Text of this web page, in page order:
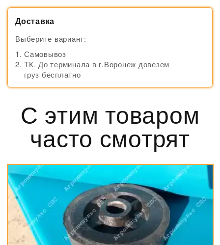
Доставка
Выберите вариант:
Самовывоз
ТК. До терминала в г.Воронеж довезем
груз бесплатно
С этим товаром
часто смотрят